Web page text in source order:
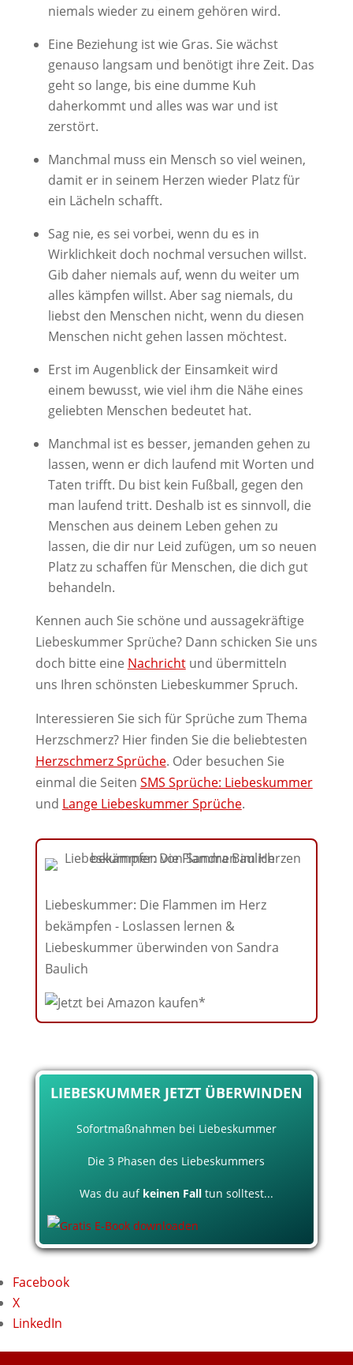
niemals wieder zu einem gehören wird.
Eine Beziehung ist wie Gras. Sie wächst
genauso langsam und benötigt ihre Zeit. Das
geht so lange, bis eine dumme Kuh
daherkommt und alles was war und ist
zerstört.
Manchmal muss ein Mensch so viel weinen,
damit er in seinem Herzen wieder Platz für
ein Lächeln schafft.
Sag nie, es sei vorbei, wenn du es in
Wirklichkeit doch nochmal versuchen willst.
Gib daher niemals auf, wenn du weiter um
alles kämpfen willst. Aber sag niemals, du
liebst den Menschen nicht, wenn du diesen
Menschen nicht gehen lassen möchtest.
Erst im Augenblick der Einsamkeit wird
einem bewusst, wie viel ihm die Nähe eines
geliebten Menschen bedeutet hat.
Manchmal ist es besser, jemanden gehen zu
lassen, wenn er dich laufend mit Worten und
Taten trifft. Du bist kein Fußball, gegen den
man laufend tritt. Deshalb ist es sinnvoll, die
Menschen aus deinem Leben gehen zu
lassen, die dir nur Leid zufügen, um so neuen
Platz zu schaffen für Menschen, die dich gut
behandeln.
Kennen auch Sie schöne und aussagekräftige
Liebeskummer Sprüche? Dann schicken Sie uns
doch bitte eine Nachrichtund übermitteln
uns Ihren schönsten Liebeskummer Spruch.
Interessieren Sie sich für Sprüche zum Thema
Herzschmerz? Hier finden Sie die beliebtesten
Herzschmerz Sprüche. Oder besuchen Sie
einmal die Seiten SMS Sprüche: Liebeskummer
und Lange Liebeskummer Sprüche.
Liebeskummer: Die Flammen im Herz
bekämpfen - Loslassen lernen &
Liebeskummer überwinden von Sandra
Baulich
LIEBESKUMMER JETZT ÜBERWINDEN
Sofortmaßnahmen bei Liebeskummer
Die 3 Phasen des Liebeskummers
Was du auf keinen Falltun solltest...
Facebook
X
LinkedIn